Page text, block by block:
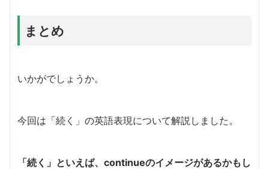
まとめ
いかがでしょうか。
今回は「続く」の英語表現について解説しました。
「続く」といえば、continueのイメージがあるかもし